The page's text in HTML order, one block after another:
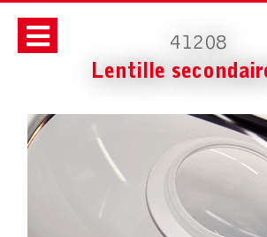
41208
Lentille